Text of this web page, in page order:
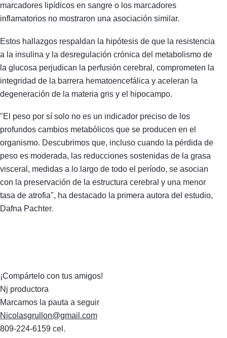
marcadores lipídicos en sangre o los marcadores
inflamatorios no mostraron una asociación similar.
Estos hallazgos respaldan la hipótesis de que la resistencia
a la insulina y la desregulación crónica del metabolismo de
la glucosa perjudican la perfusión cerebral, comprometen la
integridad de la barrera hematoencefálica y aceleran la
degeneración de la materia gris y el hipocampo.
"El peso por sí solo no es un indicador preciso de los
profundos cambios metabólicos que se producen en el
organismo. Descubrimos que, incluso cuando la pérdida de
peso es moderada, las reducciones sostenidas de la grasa
visceral, medidas a lo largo de todo el período, se asocian
con la preservación de la estructura cerebral y una menor
tasa de atrofia", ha destacado la primera autora del estudio,
Dafna Pachter.
¡Compártelo con tus amigos!
Nj productora
Marcamos la pauta a seguir
Nicolasgrullon@gmail.com
809-224-6159 cel.